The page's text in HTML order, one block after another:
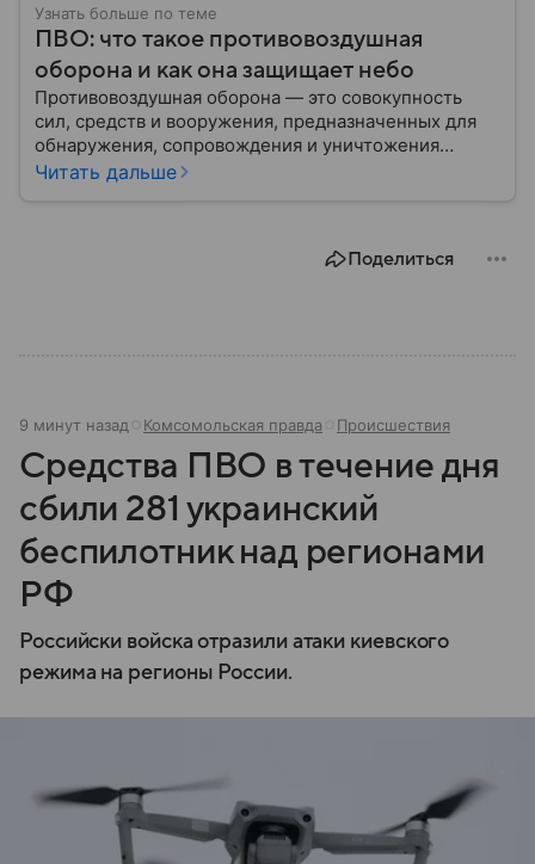
Узнать больше по теме
ПВО: что такое противовоздушная
оборона и как она защищает небо
Противовоздушная оборона — это совокупность
сил, средств и вооружения, предназначенных для
обнаружения, сопровождения и уничтожения
средств воздушного нападения. Современные
Читать дальше
Поделиться
9 минут назад Комсомольская правда Происшествия
Средства ПВО в течение дня
сбили 281 украинский
беспилотник над регионами
РФ
Российски войска отразили атаки киевского
режима на регионы России.